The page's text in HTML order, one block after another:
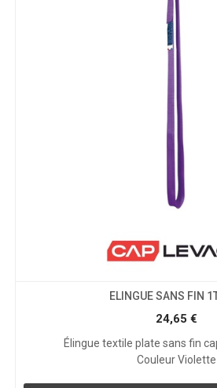
ELINGUE SANS FIN
24,65 €
Élingue textile plate sans fin
Couleur Violette